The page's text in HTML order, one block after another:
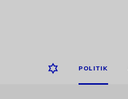
POLITIK